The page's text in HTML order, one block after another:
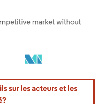
une attribution sous CC BY